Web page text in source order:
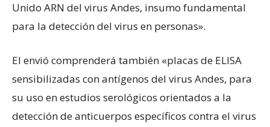
Unido ARN del virus Andes, insumo fundamental
para la detección del virus en personas».
El envió comprenderá también «placas de ELISA
sensibilizadas con antígenos del virus Andes, para
su uso en estudios serológicos orientados a la
detección de anticuerpos específicos contra el virus